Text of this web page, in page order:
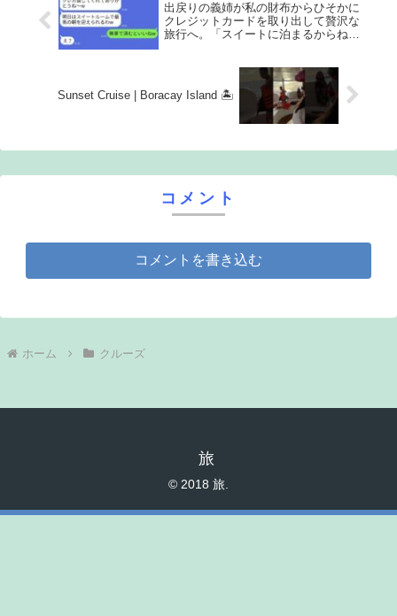
出戻りの義姉が私の財布からひそかに
クレジットカードを取り出して贅沢な
旅行へ。「スイートに泊まるからね
た時の反応が面白かったwww
Sunset Cruise | Boracay Island 🏝️
コメント
コメントを書き込む
ホーム クルーズ
旅
© 2018 旅.